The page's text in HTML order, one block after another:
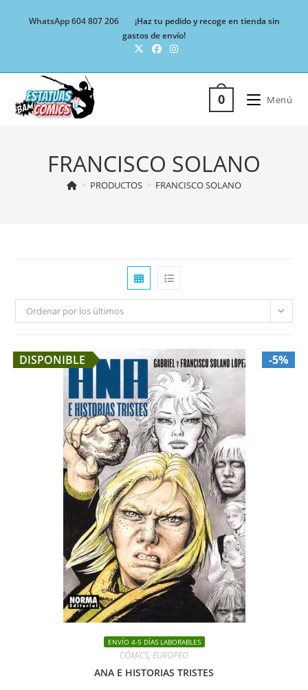
WhatsApp 604 807 206
¡Haz tu pedido y recoge en tienda sin
gastos de envío!
0 Menú
FRANCISCO SOLANO
> PRODUCTOS > FRANCISCO SOLANO
Ordenar por los últimos
DISPONIBLE -5%
ENVÍO 4-5 DÍAS LABORABLES
CÓMICS, EUROPEO
ANA E HISTORIAS TRISTES